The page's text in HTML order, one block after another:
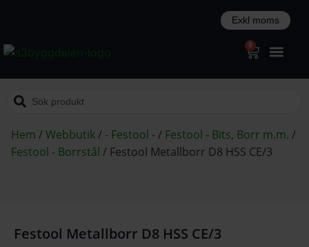
0
Hem /Webbutik/ - Festool -/ Festool - Bits, Borr m.m. /
Festool - Borrstål / Festool Metallborr D8 HSS CE/3
Festool Metallborr D8 HSS CE/3